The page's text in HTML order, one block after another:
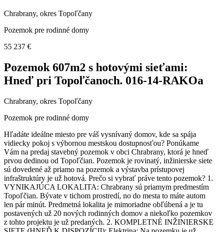
Chrabrany, okres Topoľčany
Pozemok pre rodinné domy
55 237 €
Pozemok 607m2 s hotovými sieťami:
Hneď pri Topoľčanoch. 016-14-RAKOa
Chrabrany, okres Topoľčany
Pozemok pre rodinné domy
Hľadáte ideálne miesto pre váš vysnívaný domov, kde sa spája
vidiecky pokoj s výbornou mestskou dostupnosťou? Ponúkame
Vám na predaj stavebný pozemok v obci Chrabrany, ktorá je hneď
prvou dedinou od Topoľčian. Pozemok je rovinatý, inžinierske siete
sú dovedené až priamo na pozemok a výstavba prístupovej
infraštruktúry je už hotová. Prečo si vybrať práve tento pozemok? 1.
VYNIKAJÚCA LOKALITA: Chrabrany sú priamym predmestím
Topoľčian. Bývate v tichom prostredí, no do mesta to máte autom
len pár minút. Predmetná lokalita je mimoriadne obľúbená a je tu
postavených už 20 nových rodinných domov a niekoľko pozemkov
z tohto projektu je už predaných. 2. KOMPLETNÉ INŽINIERSKE